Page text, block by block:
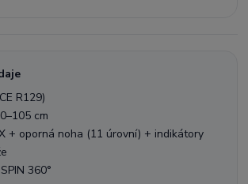
R129)
cm
+ oporná noha (11 úrovní) + indikátory
360°